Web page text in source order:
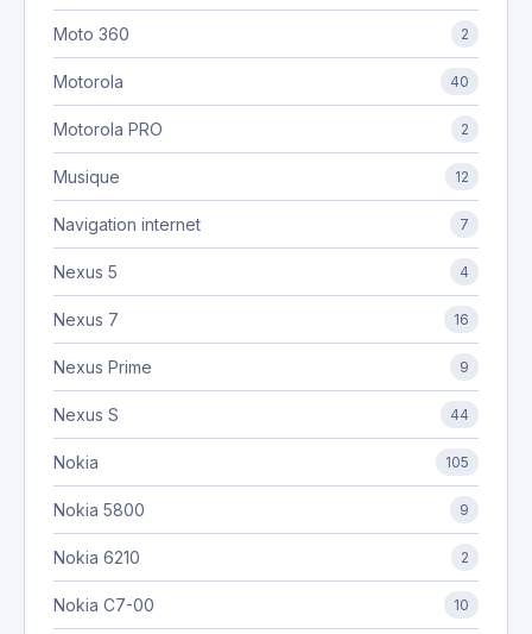
Moto 360 2
Motorola 40
Motorola PRO 2
Musique 12
Navigation internet 7
Nexus 5 4
Nexus 7 16
Nexus Prime 9
Nexus S 44
Nokia 105
Nokia 5800 9
Nokia 6210 2
Nokia C7-00 10